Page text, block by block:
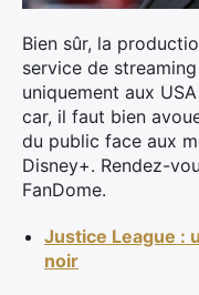
Bien sûr, la
service de
uniquement aux
car, il faut bien
du public face aux
Disney+. Rendez-
FanDome.
Justice League :
noir